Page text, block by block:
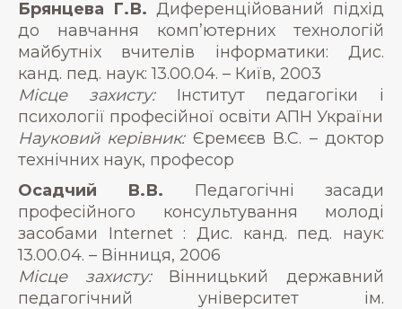
Брянцева Г.В. Диференційований підхід
до навчання комп’ютерних технологій
майбутніх вчителів інформатики: Дис.
канд. пед. наук: 13.00.04. – Київ, 2003
Місце захисту:Інститут педагогіки і
психології професійної освіти АПН України
Науковий керівник:Єремєєв В.С. – доктор
технічних наук, професор
Осадчий В.В. Педагогічні засади
професійного консультування молоді
засобами Internet : Дис. канд. пед. наук:
13.00.04. – Вінниця, 2006
Місце захисту:Вінницький державний
педагогічний університет ім.